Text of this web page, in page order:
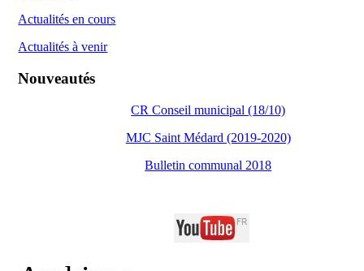
Actualités en cours
Actualités à venir
Nouveautés
CR Conseil municipal (18/10)
MJC Saint Médard (2019-2020)
Bulletin communal 2018